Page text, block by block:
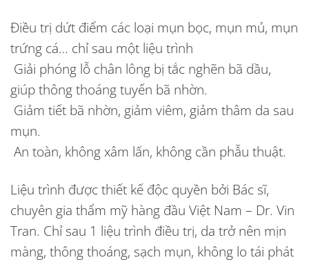
Điều trị dứt điểm các loại mụn bọc, mụn mủ, mụn
trứng cá… chỉ sau một liệu trình
Giải phóng lỗ chân lông bị tắc nghẽn bã dầu,
giúp thông thoáng tuyến bã nhờn.
Giảm tiết bã nhờn, giảm viêm, giảm thâm da sau
mụn.
An toàn, không xâm lấn, không cần phẫu thuật.
Liệu trình được thiết kế độc quyền bởi Bác sĩ,
chuyên gia thẩm mỹ hàng đầu Việt Nam – Dr. Vin
Tran. Chỉ sau 1 liệu trình điều trị, da trở nên mịn
màng, thông thoáng, sạch mụn, không lo tái phát